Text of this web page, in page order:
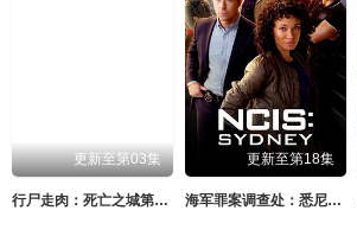
更新至第03集
行尸走肉：死亡之城第三季
更新至第18集
海军罪案调查处：悉尼第三季